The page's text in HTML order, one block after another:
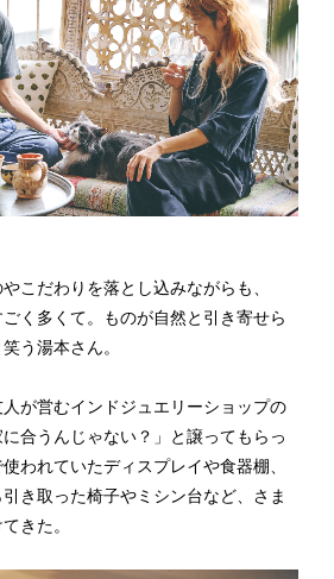
こだわりを落とし込みながらも、
ごく多くて。ものが自然と引き寄せら
う湯本さん。
が営むインドジュエリーショップの
合うんじゃない？」と譲ってもらっ
われていたディスプレイや食器棚、
き取った椅子やミシン台など、さま
きた。